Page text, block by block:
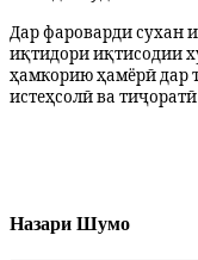
Дар фароварди сухан
иқтидори иқтисодии
ҳамкорию ҳамёрӣ дар
истеҳсолӣ ва
Назари Шумо